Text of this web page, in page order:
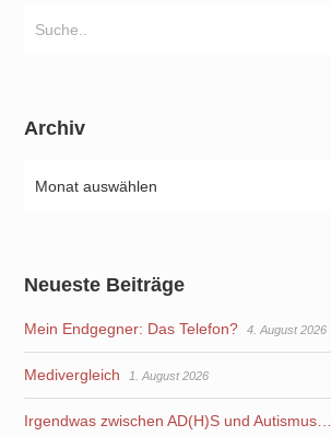
Archiv
Neueste Beiträge
Mein Endgegner: Das Telefon? 4. August 2026
Medivergleich 1. August 2026
Irgendwas zwischen AD(H)S und Autismus…